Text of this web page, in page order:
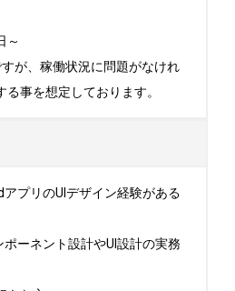
～
が、稼働状況に問題がなけれ
事を想定しております。
アプリのUIデザイン経験がある
ポーネント設計やUI設計の実務